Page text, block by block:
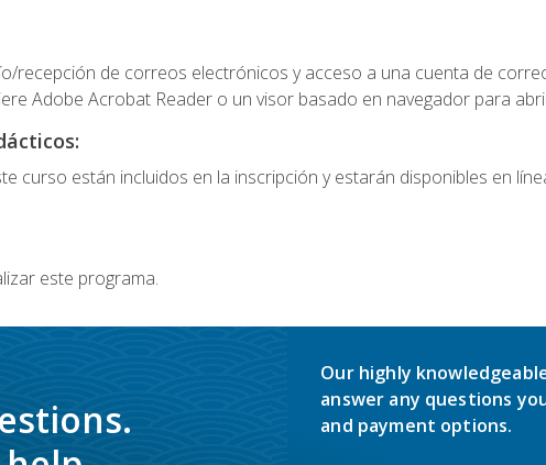
recepción de correos electrónicos y acceso a una cuenta de
Adobe Acrobat Reader o un visor basado en navegador para
curso están incluidos en la inscripción y estarán disponibles en
este programa.
Our highly
answer any questions
and payment options.